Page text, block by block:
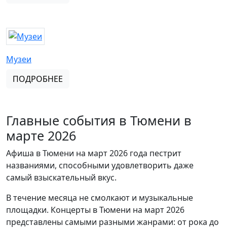
Музеи
ПОДРОБНЕЕ
Главные события в Тюмени в
марте 2026
Афиша в Тюмени на март 2026 года пестрит
названиями, способными удовлетворить даже
самый взыскательный вкус.
В течение месяца не смолкают и музыкальные
площадки. Концерты в Тюмени на март 2026
представлены самыми разными жанрами: от рока до